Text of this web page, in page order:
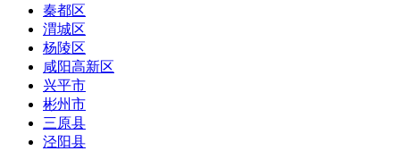
秦都区
渭城区
杨陵区
咸阳高新区
兴平市
彬州市
三原县
泾阳县